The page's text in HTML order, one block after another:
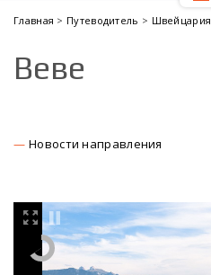
Главная > Путеводитель > Швейцария
Веве
Новости направления